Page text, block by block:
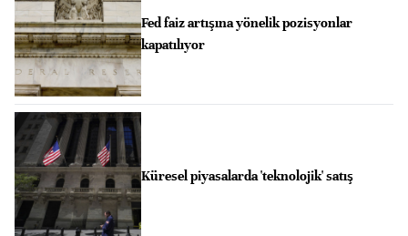
Fed faiz artışına yönelik pozisyonlar
kapatılıyor
Küresel piyasalarda 'teknolojik' satış